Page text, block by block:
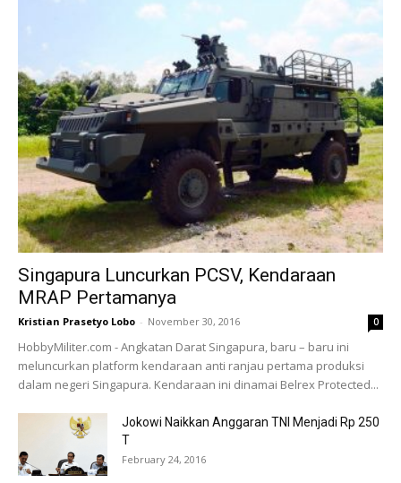
Singapura Luncurkan PCSV, Kendaraan
MRAP Pertamanya
Kristian Prasetyo Lobo - November 30, 2016 0
HobbyMiliter.com - Angkatan Darat Singapura, baru – baru ini
meluncurkan platform kendaraan anti ranjau pertama produksi
dalam negeri Singapura. Kendaraan ini dinamai Belrex Protected...
Jokowi Naikkan Anggaran TNI Menjadi Rp 250
T
February 24, 2016